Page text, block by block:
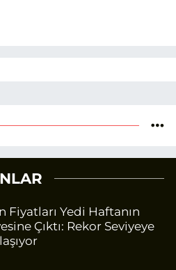
Fiyatları Yedi Haftanın
Çıktı: Rekor Seviyeye